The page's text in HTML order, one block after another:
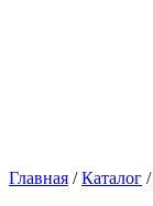
Главная /Каталог /